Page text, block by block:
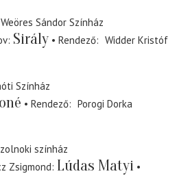
Weöres Sándor Színház
Sirály Rendező
Widder Kristóf
Színház
Rendező
Porogi Dorka
színház
Zsigmond Lúdas Matyi